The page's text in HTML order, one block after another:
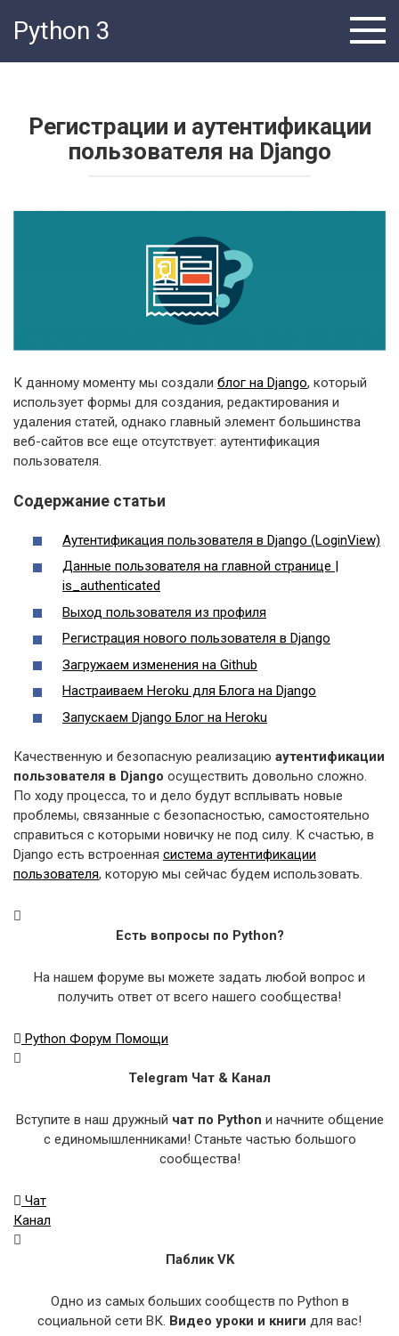
контенту
Python 3
Регистрации и аутентификации
пользователя на Django
К данному моменту мы создали блог на Django, который
использует формы для создания, редактирования и
удаления статей, однако главный элемент большинства
веб-сайтов все еще отсутствует: аутентификация
пользователя.
Содержание статьи
Аутентификация пользователя в Django (LoginView)
Данные пользователя на главной странице |
is_authenticated
Выход пользователя из профиля
Регистрация нового пользователя в Django
Загружаем изменения на Github
Настраиваем Heroku для Блога на Django
Запускаем Django Блог на Heroku
Качественную и безопасную реализацию аутентификации
пользователя в Django осуществить довольно сложно.
По ходу процесса, то и дело будут всплывать новые
проблемы, связанные с безопасностью, самостоятельно
справиться с которыми новичку не под силу. К счастью, в
Django есть встроенная система аутентификации
пользователя, которую мы сейчас будем использовать.
Есть вопросы по Python?
На нашем форуме вы можете задать любой вопрос и
получить ответ от всего нашего сообщества!
Python Форум Помощи
Telegram Чат & Канал
Вступите в наш дружный чат по Python и начните общение
с единомышленниками! Станьте частью большого
сообщества!
Чат
Канал
Паблик VK
Одно из самых больших сообществ по Python в
социальной сети ВК. Видео уроки и книги для вас!